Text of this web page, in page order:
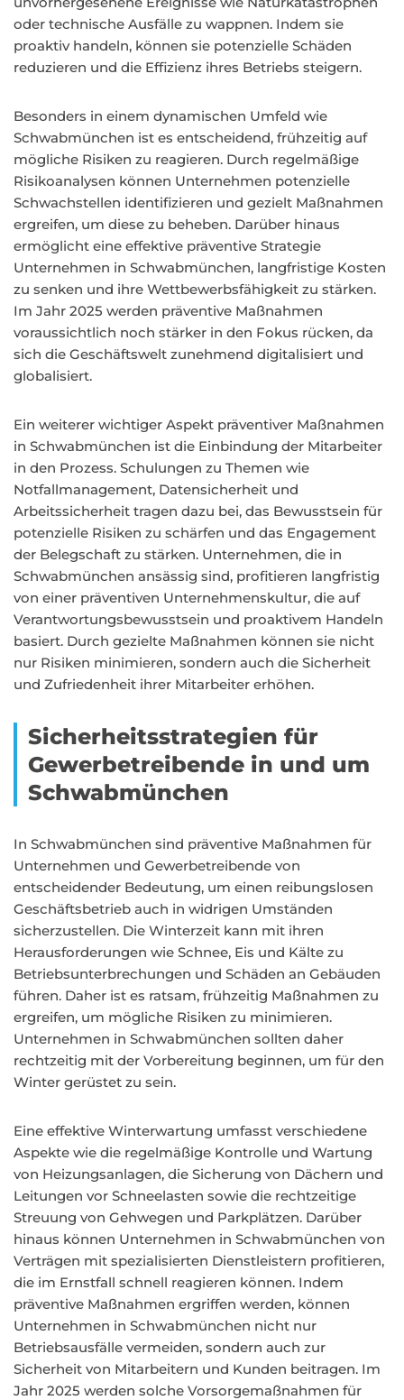
oder technische Ausfälle zu wappnen. Indem sie
proaktiv handeln, können sie potenzielle Schäden
reduzieren und die Effizienz ihres Betriebs steigern.
Besonders in einem dynamischen Umfeld wie
Schwabmünchen ist es entscheidend, frühzeitig auf
mögliche Risiken zu reagieren. Durch regelmäßige
Risikoanalysen können Unternehmen potenzielle
Schwachstellen identifizieren und gezielt Maßnahmen
ergreifen, um diese zu beheben. Darüber hinaus
ermöglicht eine effektive präventive Strategie
Unternehmen in Schwabmünchen, langfristige Kosten
zu senken und ihre Wettbewerbsfähigkeit zu stärken.
Im Jahr 2025 werden präventive Maßnahmen
voraussichtlich noch stärker in den Fokus rücken, da
sich die Geschäftswelt zunehmend digitalisiert und
globalisiert.
Ein weiterer wichtiger Aspekt präventiver Maßnahmen
in Schwabmünchen ist die Einbindung der Mitarbeiter
in den Prozess. Schulungen zu Themen wie
Notfallmanagement, Datensicherheit und
Arbeitssicherheit tragen dazu bei, das Bewusstsein für
potenzielle Risiken zu schärfen und das Engagement
der Belegschaft zu stärken. Unternehmen, die in
Schwabmünchen ansässig sind, profitieren langfristig
von einer präventiven Unternehmenskultur, die auf
Verantwortungsbewusstsein und proaktivem Handeln
basiert. Durch gezielte Maßnahmen können sie nicht
nur Risiken minimieren, sondern auch die Sicherheit
und Zufriedenheit ihrer Mitarbeiter erhöhen.
Sicherheitsstrategien für
Gewerbetreibende in und um
Schwabmünchen
In Schwabmünchen sind präventive Maßnahmen für
Unternehmen und Gewerbetreibende von
entscheidender Bedeutung, um einen reibungslosen
Geschäftsbetrieb auch in widrigen Umständen
sicherzustellen. Die Winterzeit kann mit ihren
Herausforderungen wie Schnee, Eis und Kälte zu
Betriebsunterbrechungen und Schäden an Gebäuden
führen. Daher ist es ratsam, frühzeitig Maßnahmen zu
ergreifen, um mögliche Risiken zu minimieren.
Unternehmen in Schwabmünchen sollten daher
rechtzeitig mit der Vorbereitung beginnen, um für den
Winter gerüstet zu sein.
Eine effektive Winterwartung umfasst verschiedene
Aspekte wie die regelmäßige Kontrolle und Wartung
von Heizungsanlagen, die Sicherung von Dächern und
Leitungen vor Schneelasten sowie die rechtzeitige
Streuung von Gehwegen und Parkplätzen. Darüber
hinaus können Unternehmen in Schwabmünchen von
Verträgen mit spezialisierten Dienstleistern profitieren,
die im Ernstfall schnell reagieren können. Indem
präventive Maßnahmen ergriffen werden, können
Unternehmen in Schwabmünchen nicht nur
Betriebsausfälle vermeiden, sondern auch zur
Sicherheit von Mitarbeitern und Kunden beitragen. Im
Jahr 2025 werden solche Vorsorgemaßnahmen für